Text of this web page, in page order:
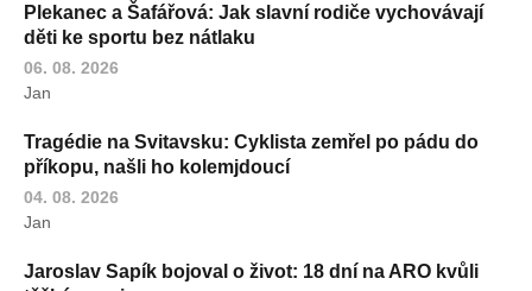
Plekanec a Šafářová: Jak slavní rodiče vychovávají
děti ke sportu bez nátlaku
06. 08. 2026
Jan
Tragédie na Svitavsku: Cyklista zemřel po pádu do
příkopu, našli ho kolemjdoucí
04. 08. 2026
Jan
Jaroslav Sapík bojoval o život: 18 dní na ARO kvůli